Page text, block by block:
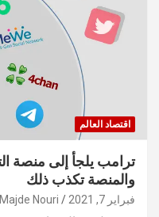
اقتصاد العالم
والمنصة تكذب ذلك
فبراير 7, 2021 Majde Nouri